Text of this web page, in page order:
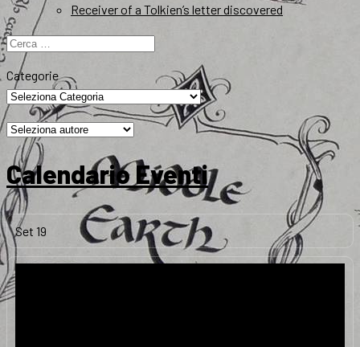
Receiver of a Tolkien’s letter discovered
Ricerca
per:
Categorie
Calendario Eventi
Set 19